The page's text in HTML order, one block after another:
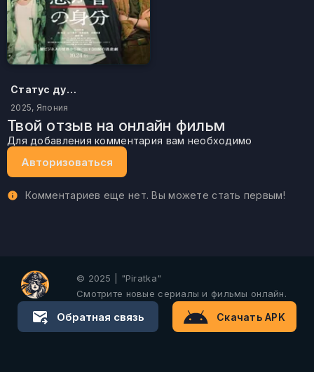
Статус дурака
2025, Япония
Твой отзыв на онлайн фильм
Для добавления комментария вам необходимо
Авторизоваться
Комментариев еще нет. Вы можете стать первым!
© 2025 | "Piratka"
Смотрите новые сериалы и фильмы онлайн.
Обратная связь Скачать APK